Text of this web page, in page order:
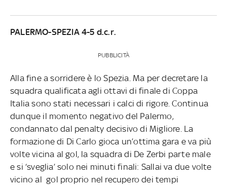
PALERMO-SPEZIA 4-5 d.c.r.
PUBBLICITÀ
Alla fine a sorridere è lo Spezia. Ma per decretare la
squadra qualificata agli ottavi di finale di Coppa
Italia sono stati necessari i calci di rigore. Continua
dunque il momento negativo del Palermo,
condannato dal penalty decisivo di Migliore. La
formazione di Di Carlo gioca un’ottima gara e va più
volte vicina al gol, la squadra di De Zerbi parte male
e si ‘sveglia’ solo nei minuti finali: Sallai va due volte
vicino al gol proprio nel recupero dei tempi